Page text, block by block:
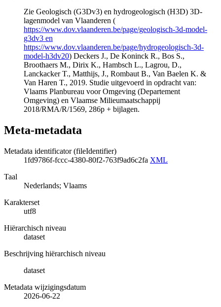
Zie Geologisch (G3Dv3) en hydrogeologisch (H3D) 3D-
lagenmodel van Vlaanderen (
https://www.dov.vlaanderen.be/page/geologisch-3d-model-
g3dv3 en
https://www.dov.vlaanderen.be/page/hydrogeologisch-3d-
model-h3dv20) Deckers J., De Koninck R., Bos S.,
Broothaers M., Dirix K., Hambsch L., Lagrou, D.,
Lanckacker T., Matthijs, J., Rombaut B., Van Baelen K. &
Van Haren T., 2019. Studie uitgevoerd in opdracht van:
Vlaams Planbureau voor Omgeving (Departement
Omgeving) en Vlaamse Milieumaatschappij
2018/RMA/R/1569, 286p + bijlagen.
Meta-metadata
Metadata identificator (fileIdentifier)
1fd9786f-fccc-4380-80f2-763f9ad6c2fa XML
Taal
Nederlands; Vlaams
Karakterset
utf8
Hiërarchisch niveau
dataset
Beschrijving hiërarchisch niveau
dataset
Metadata wijzigingsdatum
2026-06-22